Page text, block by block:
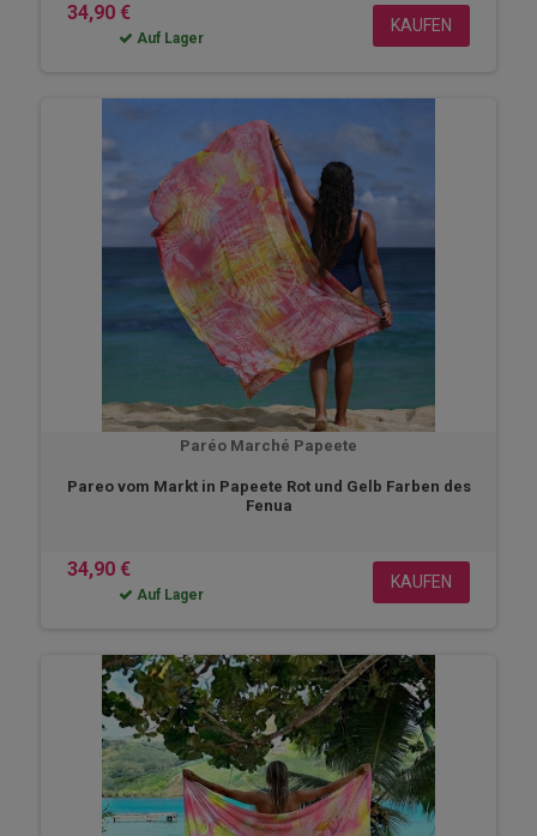
34,90 €
Auf Lager
KAUFEN
Paréo Marché Papeete
Pareo vom Markt in Papeete Rot und Gelb Farben des
Fenua
34,90 €
Auf Lager
KAUFEN